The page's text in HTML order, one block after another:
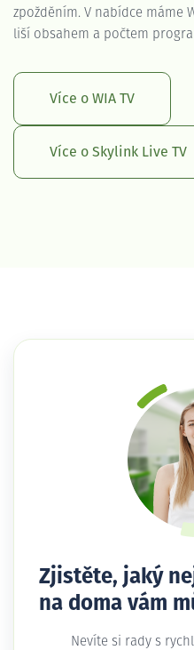
zpožděním. V nabídce máme
liší obsahem a počtem
Více o WIA TV
Více o Skylink Live TV
Zjistěte, jaký
na doma vám
Nevíte si rady s